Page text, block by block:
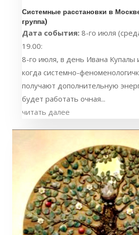
Системные расстановки в
группа)
Дата события: 8-го июля
19.00:
8-го июля, в день Ивана Купалы
когда системно-
получают дополнительную
будет работать очная...
читать далее